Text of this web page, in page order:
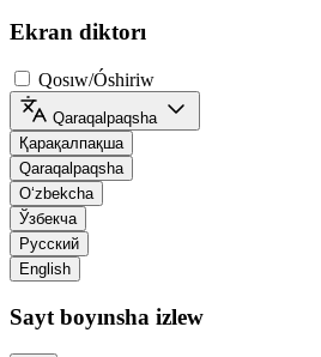
Ekran diktorı
Qosıw/Óshiriw
Qaraqalpaqsha
Қарақалпақша
Qaraqalpaqsha
O‘zbekcha
Ўзбекча
Русский
English
Sayt boyınsha izlew